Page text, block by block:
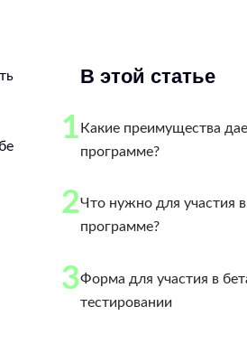
В этой статье
1Какие преимущества
программе?
2Что нужно для участия в
программе?
3Форма для участия в
тестировании